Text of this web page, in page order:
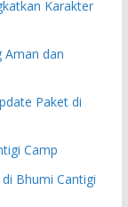
Karakter
Aman dan
Paket di
Camp
Bhumi Cantigi